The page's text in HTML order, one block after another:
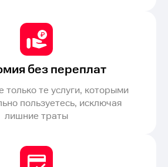
без переплат
только те услуги, которыми
пользуетесь, исключая
лишние траты